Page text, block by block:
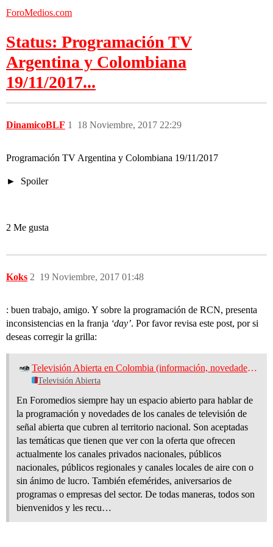
ForoMedios.com
Status: Programación TV
Argentina y Colombiana
19/11/2017...
DinamicoBLF 18 Noviembre, 2017 22:29
1
Programación TV Argentina y Colombiana 19/11/2017
Spoiler
2 Me gusta
Koks 19 Noviembre, 2017 01:48
2
: buen trabajo, amigo. Y sobre la programación de RCN, presenta
inconsistencias en la franja ‘day’. Por favor revisa este post, por si
deseas corregir la grilla:
Televisión Abierta en Colombia (información, novedades, capturas y programación)
Televisión Abierta
En Foromedios siempre hay un espacio abierto para hablar de
la programación y novedades de los canales de televisión de
señal abierta que cubren al territorio nacional. Son aceptadas
las temáticas que tienen que ver con la oferta que ofrecen
actualmente los canales privados nacionales, públicos
nacionales, públicos regionales y canales locales de aire con o
sin ánimo de lucro. También efemérides, aniversarios de
programas o empresas del sector. De todas maneras, todos son
bienvenidos y les recu…